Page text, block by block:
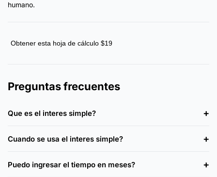
humano.
Obtener esta hoja de cálculo $19
Preguntas frecuentes
Que es el interes simple?
Cuando se usa el interes simple?
Puedo ingresar el tiempo en meses?